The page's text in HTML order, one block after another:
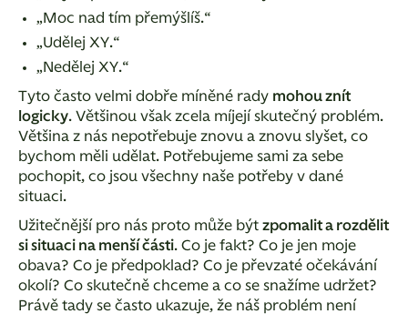
„ Moc nad tím přemýšlíš.“
„Udělej XY.“
„ Nedělej XY.“
Tyto často velmi dobře míněné rady mohou znít
logicky. Většinou však zcela míjejí skutečný problém.
Většina z nás nepotřebuje znovu a znovu slyšet, co
bychom měli udělat. Potřebujeme sami za sebe
pochopit, co jsou všechny naše potřeby v dané
situaci.
Užitečnější pro nás proto může být zpomalit a rozdělit
si situaci na menší části. Co je fakt? Co je jen moje
obava? Co je předpoklad? Co je převzaté očekávání
okolí? Co skutečně chceme a co se snažíme udržet?
Právě tady se často ukazuje, že náš problém není